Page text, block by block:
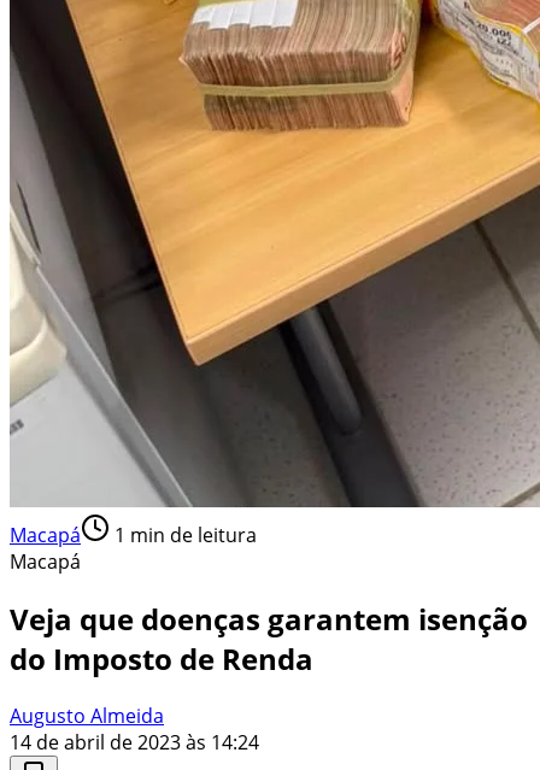
Macapá 1 min de leitura
Macapá
Veja que doenças garantem isenção
do Imposto de Renda
Augusto Almeida
14 de abril de 2023 às 14:24